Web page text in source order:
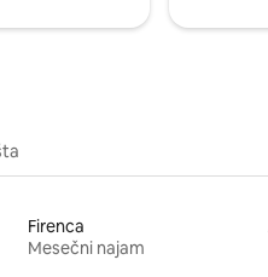
Firenca
Mesečni najam